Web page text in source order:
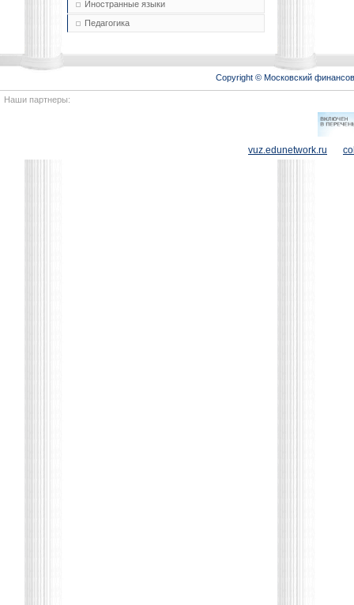
Иностранные языки
Педагогика
Copyright © Московский
Наши партнеры:
vuz.edunetwork.ru